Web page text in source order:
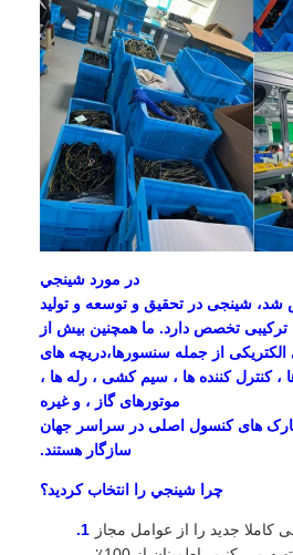
در مورد شينجي
تاسیس شد، شینجی در تحقیق و توسعه و تولید
سوئیچ ترکیبی تخصص دارد. ما همچنین بیش از
الکتریکی از جمله سنسورها،دریچه های
، کنترل کننده ها ، سیم کشی ، رله ها ،
موتورهای گاز ، و غیره
های کنسول اصلی در سراسر جهان
سازگار هستند.
چرا شينجي را انتخاب کرديد؟
کاملا جدید را از عوامل مجاز